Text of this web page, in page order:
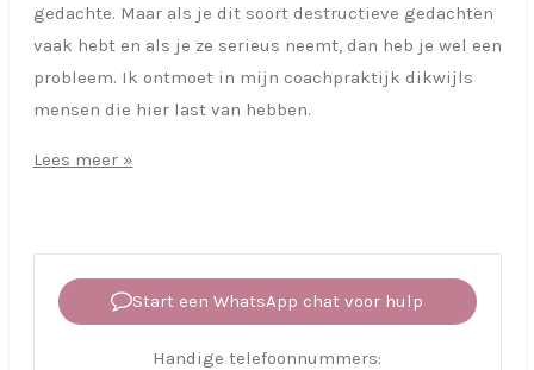
gedachte. Maar als je dit soort destructieve gedachten
vaak hebt en als je ze serieus neemt, dan heb je wel een
probleem. Ik ontmoet in mijn coachpraktijk dikwijls
mensen die hier last van hebben.
Lees meer »
Start een WhatsApp chat voor hulp
Handige telefoonnummers: